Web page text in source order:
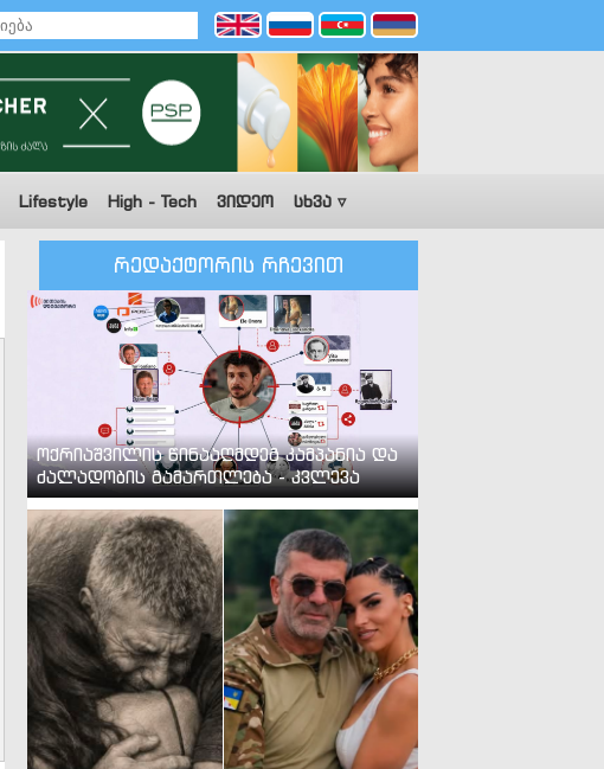
Lifestyle High - Tech ვიდეო სხვა ▿
რედაქტორის რჩევით
ოქრიაშვილის წინააღმდეგ კამპანია და
ძალადობის გამართლება - კვლევა